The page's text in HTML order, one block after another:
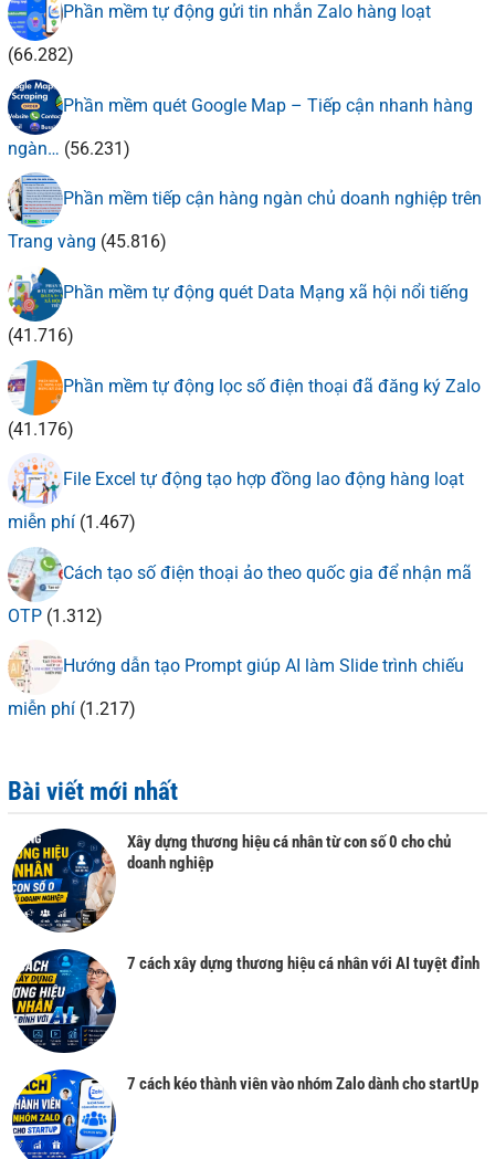
Phần mềm tự động gửi tin nhắn Zalo hàng loạt
(66.282)
Phần mềm quét Google Map – Tiếp cận nhanh hàng
ngàn… (56.231)
Phần mềm tiếp cận hàng ngàn chủ doanh nghiệp trên
Trang vàng (45.816)
Phần mềm tự động quét Data Mạng xã hội nổi tiếng
(41.716)
Phần mềm tự động lọc số điện thoại đã đăng ký Zalo
(41.176)
File Excel tự động tạo hợp đồng lao động hàng loạt
miễn phí (1.467)
Cách tạo số điện thoại ảo theo quốc gia để nhận mã
OTP (1.312)
Hướng dẫn tạo Prompt giúp AI làm Slide trình chiếu
miễn phí (1.217)
Bài viết mới nhất
Xây dựng thương hiệu cá nhân từ con số 0 cho chủ
doanh nghiệp
7 cách xây dựng thương hiệu cá nhân với AI tuyệt đỉnh
7 cách kéo thành viên vào nhóm Zalo dành cho startUp